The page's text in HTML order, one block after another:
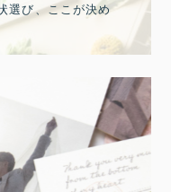
選び、ここが決め